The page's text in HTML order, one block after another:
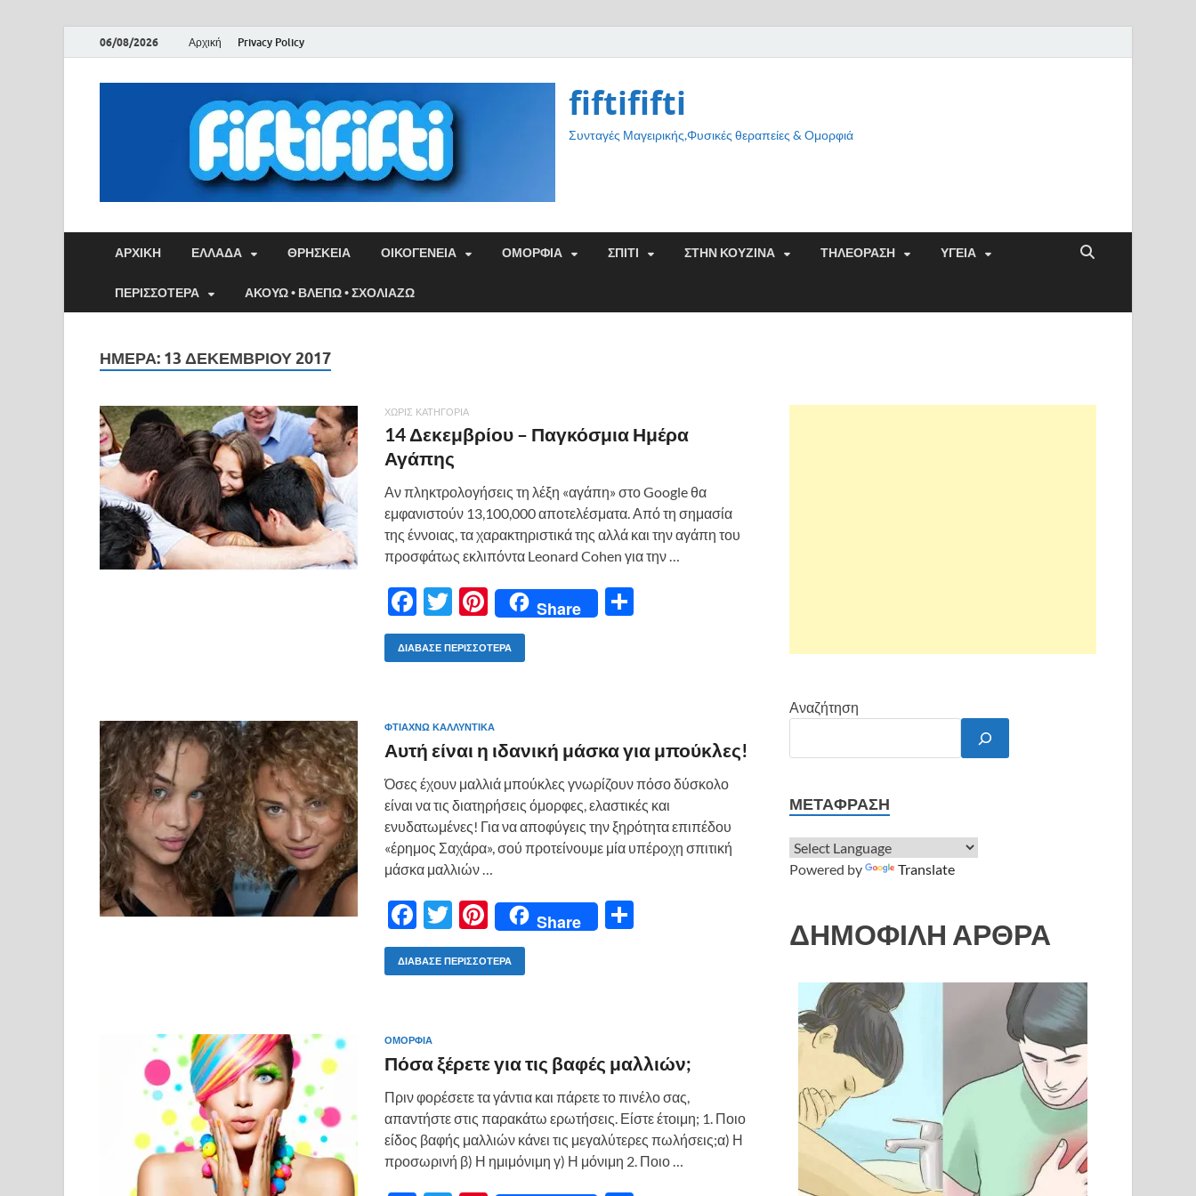
06/08/2026 Αρχική Privacy Policy
fiftififti
Συνταγές Μαγειρικής,Φυσικές θεραπείες & Ομορφιά
ΑΡΧΙΚΉ ΕΛΛΑΔΑ ΘΡΗΣΚΕΙΑ ΟΙΚΟΓΕΝΕΙΑ ΟΜΟΡΦΙΑ ΣΠΙΤΙ ΣΤΗΝ ΚΟΥΖΙΝΑ ΤΗΛΕΟΡΑΣΗ ΥΓΕΙΑ
ΠΕΡΙΣΣΟΤΕΡΑ ΑΚΟΥΩ • ΒΛΕΠΩ • ΣΧΟΛΙΑΖΩ
ΗΜΈΡΑ: 13 ΔΕΚΕΜΒΡΊΟΥ 2017
ΧΩΡΊΣ ΚΑΤΗΓΟΡΊΑ
14 Δεκεμβρίου – Παγκόσμια Ημέρα
Αγάπης
Αν πληκτρολογήσεις τη λέξη «αγάπη» στο Google θα
εμφανιστούν 13,100,000 αποτελέσματα. Από τη σημασία
της έννοιας, τα χαρακτηριστικά της αλλά και την αγάπη του
προσφάτως εκλιπόντα Leonard Cohen για την …
F
ac
e
o
o
k
T
w
itt
Pi
nt
er
t
Share
τε
ίτ
ε
ΔΙΆΒΑΣΕ ΠΕΡΙΣΣΌΤΕΡΑ
ΦΤΙΆΧΝΩ ΚΑΛΛΥΝΤΙΚΆ
Αυτή είναι η ιδανική μάσκα για μπούκλες!
Όσες έχουν μαλλιά μπούκλες γνωρίζουν πόσο δύσκολο
είναι να τις διατηρήσεις όμορφες, ελαστικές και
ενυδατωμένες! Για να αποφύγεις την ξηρότητα επιπέδου
«έρημος Σαχάρα», σού προτείνουμε μία υπέροχη σπιτική
μάσκα μαλλιών …
F
ac
e
o
o
T
w
itt
Pi
nt
er
Share
τε
ίτ
ε
ΔΙΆΒΑΣΕ ΠΕΡΙΣΣΌΤΕΡΑ
ΟΜΟΡΦΙΑ
Πόσα ξέρετε για τις βαφές μαλλιών;
Πριν φορέσετε τα γάντια και πάρετε το πινέλο σας,
απαντήστε στις παρακάτω ερωτήσεις. Είστε έτοιμη; 1. Ποιο
είδος βαφής μαλλιών κάνει τις μεγαλύτερες πωλήσεις;α) Η
προσωρινή β) Η ημιμόνιμη γ) Η μόνιμη 2. Ποιο …
Αναζήτηση
ΜΕΤΆΦΡΑΣΗ
Powered by Translate
ΔΗΜΟΦΙΛΗ ΑΡΘΡΑ